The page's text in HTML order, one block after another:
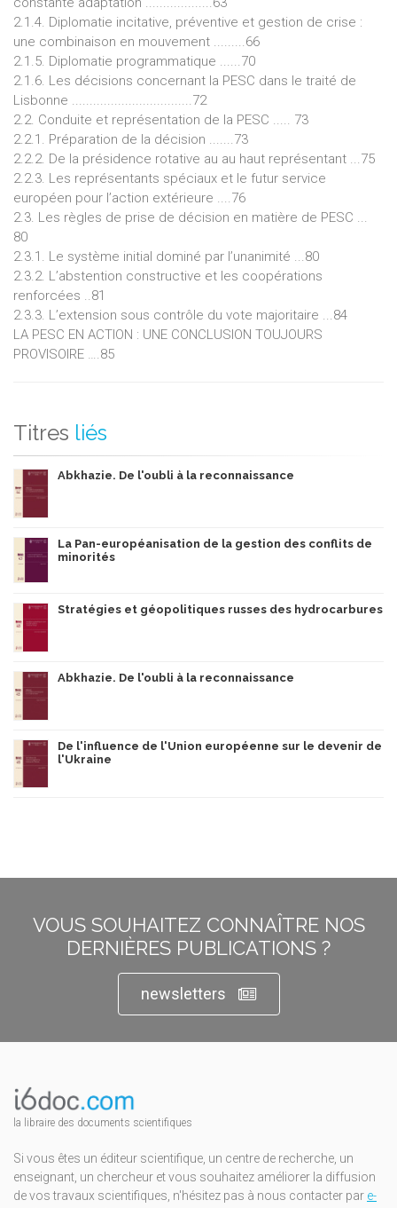
2.1.4. Diplomatie incitative, préventive et gestion de crise :
une combinaison en mouvement .........66
2.1.5. Diplomatie programmatique ......70
2.1.6. Les décisions concernant la PESC dans le traité de
Lisbonne ..................................72
2.2. Conduite et représentation de la PESC ..... 73
2.2.1. Préparation de la décision .......73
2.2.2. De la présidence rotative au au haut représentant ...75
2.2.3. Les représentants spéciaux et le futur service
européen pour l’action extérieure ....76
2.3. Les règles de prise de décision en matière de PESC ...
80
2.3.1. Le système initial dominé par l’unanimité ...80
2.3.2. L’abstention constructive et les coopérations
renforcées ..81
2.3.3. L’extension sous contrôle du vote majoritaire ...84
LA PESC EN ACTION : UNE CONCLUSION TOUJOURS
PROVISOIRE ….85
Titres liés
Abkhazie. De l'oubli à la reconnaissance
La Pan-européanisation de la gestion des conflits de
minorités
Stratégies et géopolitiques russes des hydrocarbures
Abkhazie. De l'oubli à la reconnaissance
De l'influence de l'Union européenne sur le devenir de
l'Ukraine
VOUS SOUHAITEZ CONNAÎTRE NOS
DERNIÈRES PUBLICATIONS ?
newsletters
la libraire des documents scientifiques
Si vous êtes un éditeur scientifique, un centre de recherche, un
enseignant, un chercheur et vous souhaitez améliorer la diffusion
de vos travaux scientifiques, n'hésitez pas à nous contacter par e-